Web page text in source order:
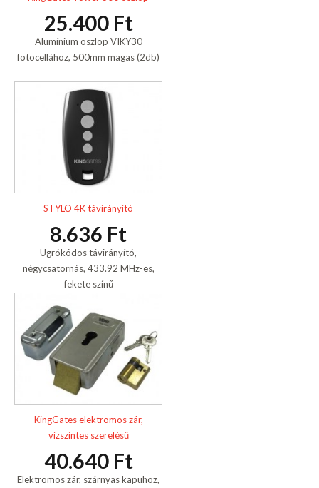
25.400 Ft
Alumínium oszlop VIKY30
fotocellához, 500mm magas (2db)
STYLO 4K távirányító
8.636 Ft
Ugrókódos távirányító,
négycsatornás, 433.92 MHz-es,
fekete színű
KingGates elektromos zár,
vízszintes szerelésű
40.640 Ft
Elektromos zár, szárnyas kapuhoz,